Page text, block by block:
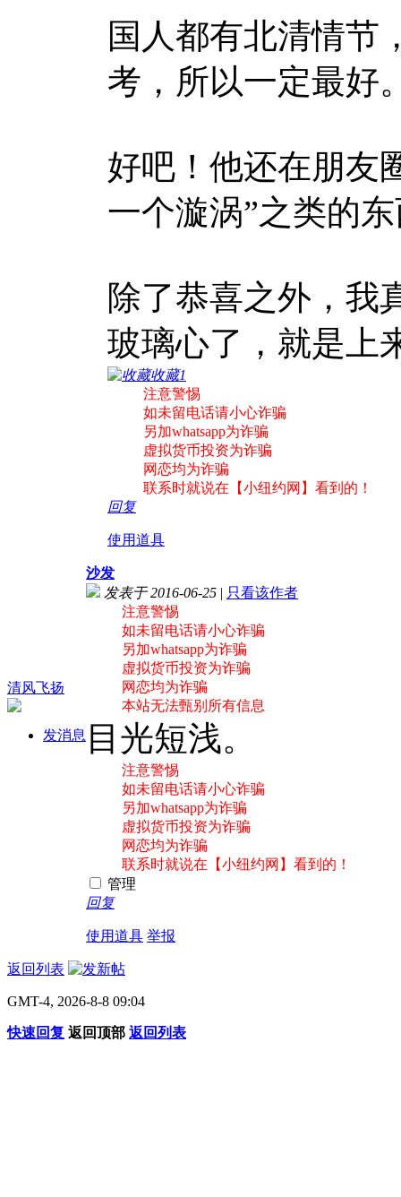
国人都有北清情节
考，所以一定最好
好吧！他还在朋友
一个漩涡”之类的
除了恭喜之外，我
玻璃心了，就是上
收藏1
注意警惕
如未留电话请小心诈骗
另加whatsapp为诈骗
虚拟货币投资为诈骗
网恋均为诈骗
联系时就说在【小纽约网】看到的！
回复
使用道具
清风飞扬
发消息
沙发
发表于 2016-06-25 | 只看该作者
注意警惕
如未留电话请小心诈骗
另加whatsapp为诈骗
虚拟货币投资为诈骗
网恋均为诈骗
本站无法甄别所有信息
目光短浅。
注意警惕
如未留电话请小心诈骗
另加whatsapp为诈骗
虚拟货币投资为诈骗
网恋均为诈骗
联系时就说在【小纽约网】看到的！
管理
回复
使用道具 举报
返回列表
GMT-4, 2026-8-8 09:04
快速回复 返回顶部 返回列表